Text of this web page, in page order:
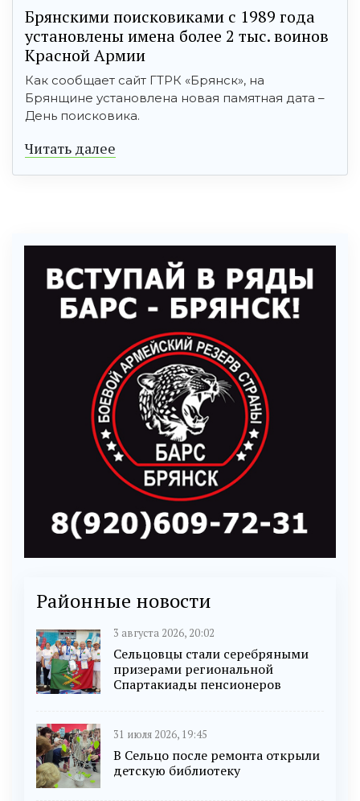
Брянскими поисковиками с 1989 года
установлены имена более 2 тыс. воинов
Красной Армии
Как сообщает сайт ГТРК «Брянск», на
Брянщине установлена новая памятная дата –
День поисковика.
Читать далее
Районные новости
3 августа 2026, 20:02
Сельцовцы стали серебряными
призерами региональной
Спартакиады пенсионеров
31 июля 2026, 19:45
В Сельцо после ремонта открыли
детскую библиотеку